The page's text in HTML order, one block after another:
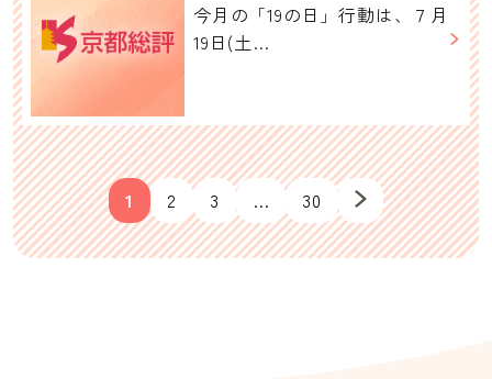
今月の「19の日」行動は、７月
19日(土…
1 2 3 … 30